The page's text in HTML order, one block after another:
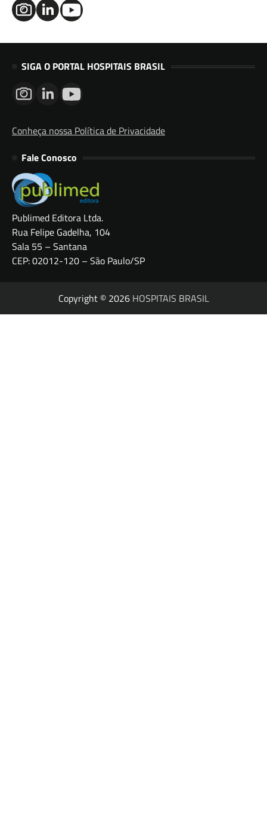
SIGA O PORTAL HOSPITAIS BRASIL
Conheça nossa Política de Privacidade
Fale Conosco
Publimed Editora Ltda.
Rua Felipe Gadelha, 104
Sala 55 – Santana
CEP: 02012-120 – São Paulo/SP
Copyright © 2026 HOSPITAIS BRASIL